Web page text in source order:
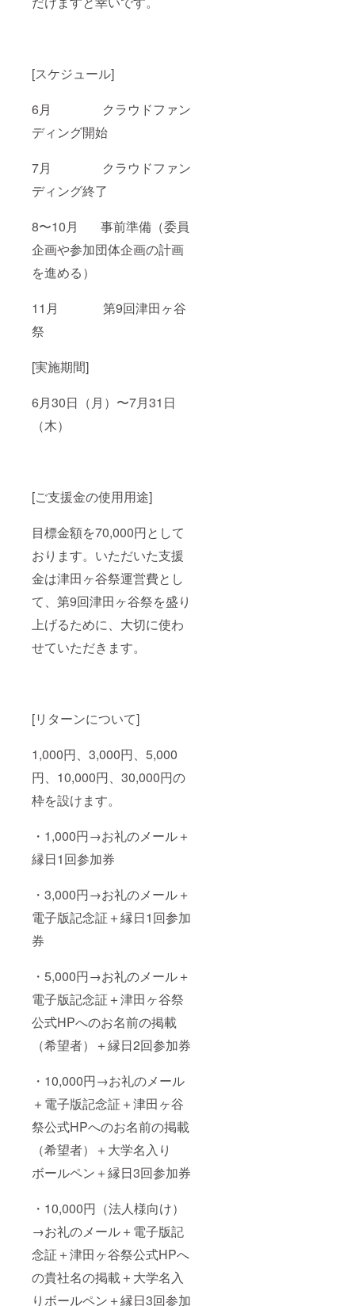
[スケジュール]
6月 クラウドファン
ディング開始
7月 クラウドファン
ディング終了
8〜10月 事前準備（委員
企画や参加団体企画の計画
を進める）
11月 第9回津田ヶ谷
祭
[実施期間]
6月30日（月）〜7月31日
（木）
[ご支援金の使用用途]
目標金額を70,000円として
おります。いただいた支援
金は津田ヶ谷祭運営費とし
て、第9回津田ヶ谷祭を盛り
上げるために、大切に使わ
せていただきます。
[リターンについて]
1,000円、3,000円、5,000
円、10,000円、30,000円の
枠を設けます。
・1,000円→お礼のメール＋
縁日1回参加券
・3,000円→お礼のメール＋
電子版記念証＋縁日1回参加
券
・5,000円→お礼のメール＋
電子版記念証＋津田ヶ谷祭
公式HPへのお名前の掲載
（希望者）＋縁日2回参加券
・10,000円→お礼のメール
＋電子版記念証＋津田ヶ谷
祭公式HPへのお名前の掲載
（希望者）＋大学名入り
ボールペン＋縁日3回参加券
・10,000円（法人様向け）
→お礼のメール＋電子版記
念証＋津田ヶ谷祭公式HPへ
の貴社名の掲載＋大学名入
りボールペン＋縁日3回参加